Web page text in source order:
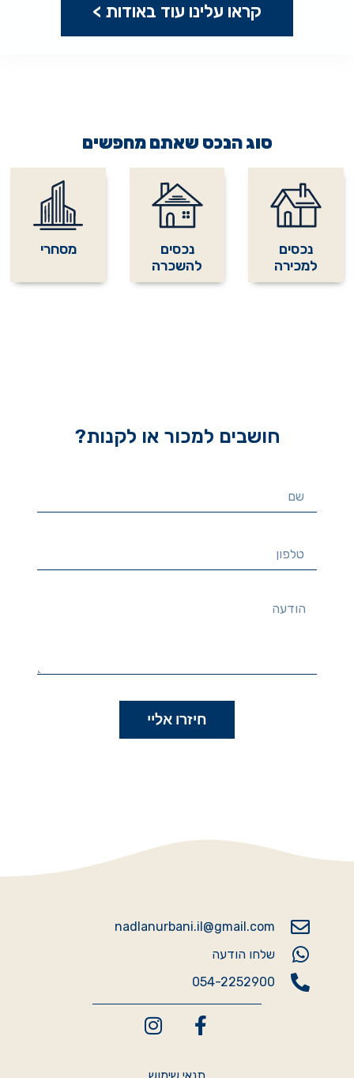
קראו עלינו עוד באודות >
סוג הנכס שאתם מחפשים
נכסים
למכירה
נכסים
להשכרה
מסחרי
חושבים למכור או לקנות?
חיזרו אליי
nadlanurbani.il@gmail.com
שלחו הודעה
054-2252900